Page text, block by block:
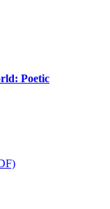
Poetic